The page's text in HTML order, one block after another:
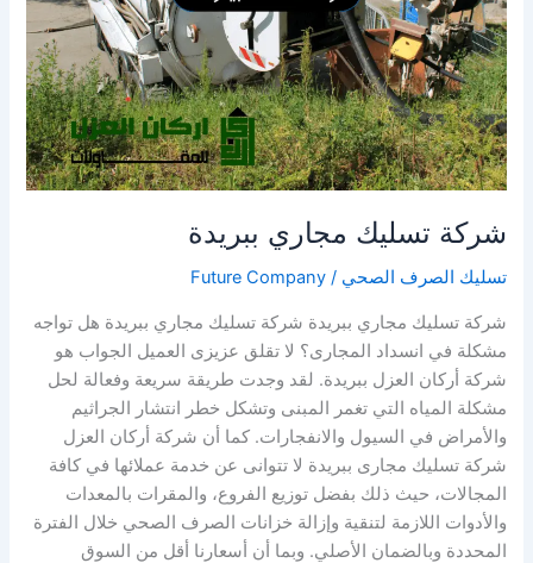
شركة تسليك مجاري ببريدة
تسليك الصرف الصحي /
Future Company
شركة تسليك مجاري ببريدة شركة تسليك مجاري ببريدة هل تواجه
مشكلة في انسداد المجارى؟ لا تقلق عزيزى العميل الجواب هو
شركة أركان العزل ببريدة. لقد وجدت طريقة سريعة وفعالة لحل
مشكلة المياه التي تغمر المبنى وتشكل خطر انتشار الجراثيم
والأمراض في السيول والانفجارات. كما أن شركة أركان العزل
شركة تسليك مجارى ببريدة لا تتوانى عن خدمة عملائها في كافة
المجالات، حيث ذلك بفضل توزيع الفروع، والمقرات بالمعدات
والأدوات اللازمة لتنقية وإزالة خزانات الصرف الصحي خلال الفترة
المحددة وبالضمان الأصلي. وبما أن أسعارنا أقل من السوق